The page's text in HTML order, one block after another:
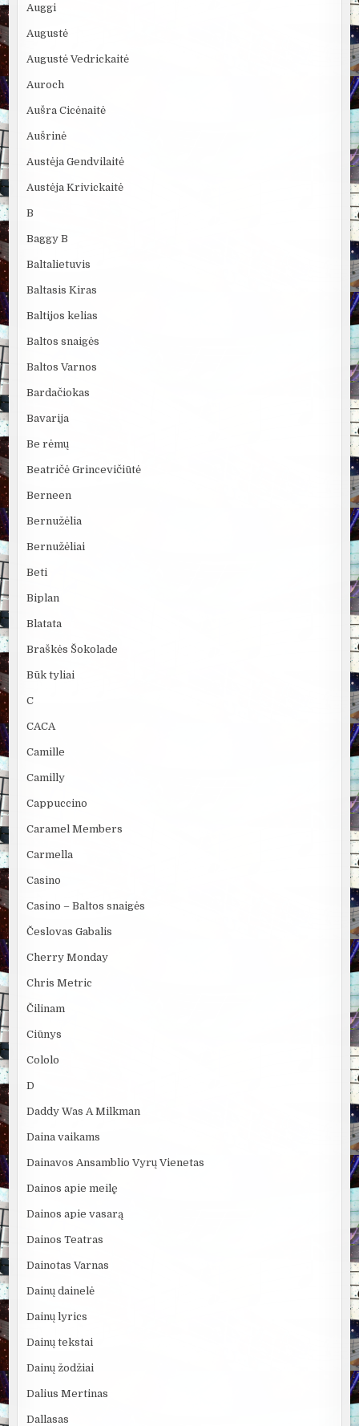
Auggi
Augustė
Augustė Vedrickaitė
Auroch
Aušra Cicėnaitė
Aušrinė
Austėja Gendvilaitė
Austėja Krivickaitė
B
Baggy B
Baltalietuvis
Baltasis Kiras
Baltijos kelias
Baltos snaigės
Baltos Varnos
Bardačiokas
Bavarija
Be rėmų
Beatričė Grincevičiūtė
Berneen
Bernužėlia
Bernužėliai
Beti
Biplan
Blatata
Braškės Šokolade
Būk tyliai
C
CACA
Camille
Camilly
Cappuccino
Caramel Members
Carmella
Casino
Casino – Baltos snaigės
Česlovas Gabalis
Cherry Monday
Chris Metric
Čilinam
Ciūnys
Cololo
D
Daddy Was A Milkman
Daina vaikams
Dainavos Ansamblio Vyrų Vienetas
Dainos apie meilę
Dainos apie vasarą
Dainos Teatras
Dainotas Varnas
Dainų dainelė
Dainų lyrics
Dainų tekstai
Dainų žodžiai
Dalius Mertinas
Dallasas